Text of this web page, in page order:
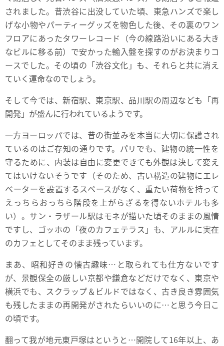
されました。昔渋谷に出没していた頃、東急ハンズで楽し
げな小物やパーティーグッズを物色した後、その裏のワン
フロアにあったタワーレコード（今の線路沿いにある大き
なビルに移る前）で安かった輸入盤を探すのがお決まりコ
ースでした。その頃の「渋谷文化」も、それらと共に消え
ていく運命なのでしょう。
そして今では、新宿駅、東京駅、品川駅の周辺なども「再
開発」が盛んに行われているようです。
一方ヨーロッパでは、昔の街並みを本当に大切に保護され
ているのはご存知の通りです。パリでも、建物の統一性を
守るために、内装は自由に変更できても外観は決して変え
てはいけないそうです（そのため、古い構造の建物にエレ
ベーターを設置するスペースがなく、重たい荷物を持って
えっちらおっちら階段を上がらざるを得ないホテルも多
い）。サン・ラザール駅はモネが描いた頃そのままの風情
ですし、ゴッホの「夜のカフェテラス」も、アルルに実在
のカフェとしてそのまま残っています。
まあ、昭和好きの懐古趣味…と取られても仕方ないです
が、景観保全の厳しい京都や鎌倉などだけでなく、東京や
横浜でも、スクラップ＆ビルドではなく、古き良き雰囲気
も残したままの再開発がされたらいいのに…と思う今日こ
の頃です。
翻って我が地元東戸塚はというと…開院して16年以上、あ